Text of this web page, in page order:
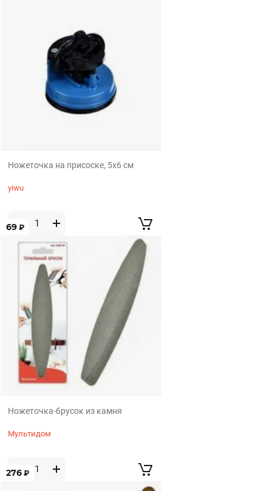
Ножеточка на присоске, 5x6 см
yiwu
69 ₽
Ножеточка-брусок из камня
Мультидом
276 ₽